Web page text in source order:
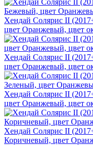
Хендай Солярис II
цвет Оранжевый, цвет
Хендай Солярис II
цвет Оранжевый, цвет
Хендай Солярис II
цвет Оранжевый, цвет
Хендай Солярис II
Коричневый, цвет